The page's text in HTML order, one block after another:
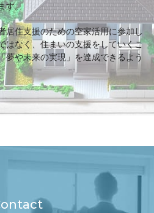
す。
居住支援のための空家活用に参加し
はなく、住まいの支援をしていくこ
夢や未来の実現」を達成できるよう